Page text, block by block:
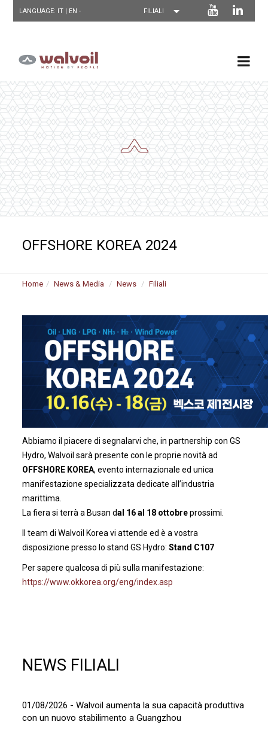
LANGUAGE: IT | EN-
OFFSHORE KOREA 2024
Home News & Media News Filiali
Abbiamo il piacere di segnalarvi che, in partnership con GS
Hydro, Walvoil sarà presente con le proprie novità ad
OFFSHORE KOREA, evento internazionale ed unica
manifestazione specializzata dedicate all’industria
marittima.
La fiera si terrà a Busan dal 16 al 18 ottobreprossimi.
Il team di Walvoil Korea vi attende ed è a vostra
disposizione presso lo stand GS Hydro:Stand C107
Per sapere qualcosa di più sulla manifestazione:
https://www.okkorea.org/eng/index.asp
NEWS FILIALI
01/08/2026 - Walvoil aumenta la sua capacità produttiva
con un nuovo stabilimento a Guangzhou